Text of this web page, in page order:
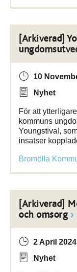
[Arkiverad]
10
Nyhet
För att
kommuns
Youngstival,
insatser
Bromölla
[Arkiverad]
och omsorg
2 April 2024
Nyhet